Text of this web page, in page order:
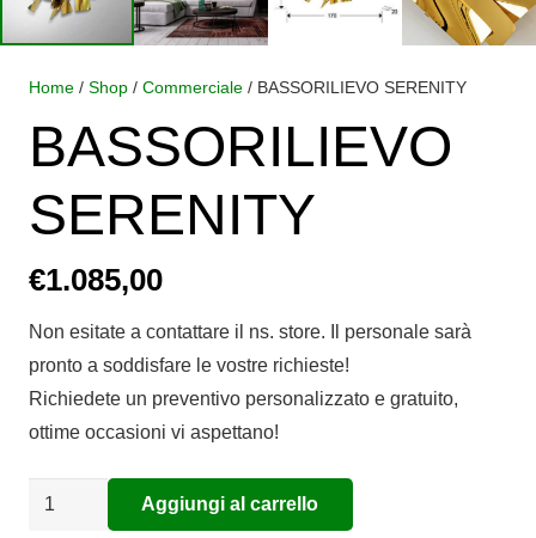
Home / Shop / Commerciale / BASSORILIEVO SERENITY
BASSORILIEVO
SERENITY
€1.085,00
Non esitate a contattare il ns. store. Il personale sarà
pronto a soddisfare le vostre richieste!
Richiedete un preventivo personalizzato e gratuito,
ottime occasioni vi aspettano!
BASSORILIEVO
SERENITY
Aggiungi al carrello